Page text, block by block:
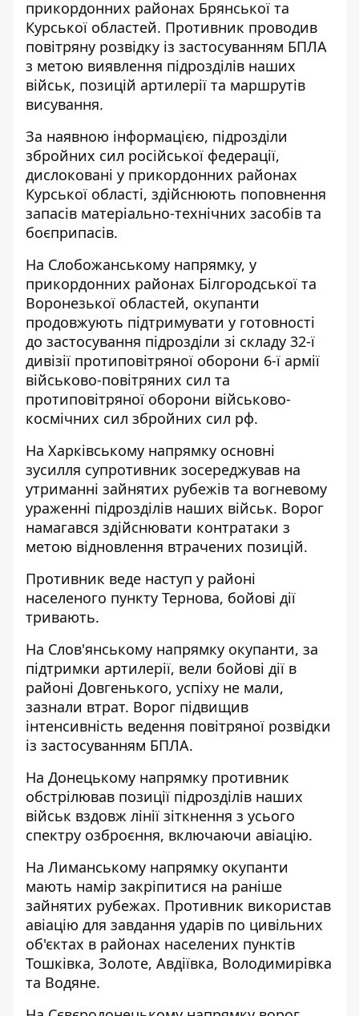
прикордонних районах Брянської та
Курської областей. Противник проводив
повітряну розвідку із застосуванням БПЛА
з метою виявлення підрозділів наших
військ, позицій артилерії та маршрутів
висування.
За наявною інформацією, підрозділи
збройних сил російської федерації,
дислоковані у прикордонних районах
Курської області, здійснюють поповнення
запасів матеріально-технічних засобів та
боєприпасів.
На Слобожанському напрямку, у
прикордонних районах Білгородської та
Воронезької областей, окупанти
продовжують підтримувати у готовності
до застосування підрозділи зі складу 32-ї
дивізії протиповітряної оборони 6-ї армії
військово-повітряних сил та
протиповітряної оборони військово-
космічних сил збройних сил рф.
На Харківському напрямку основні
зусилля супротивник зосереджував на
утриманні зайнятих рубежів та вогневому
ураженні підрозділів наших військ. Ворог
намагався здійснювати контратаки з
метою відновлення втрачених позицій.
Противник веде наступ у районі
населеного пункту Тернова, бойові дії
тривають.
На Слов'янському напрямку окупанти, за
підтримки артилерії, вели бойові дії в
районі Довгенького, успіху не мали,
зазнали втрат. Ворог підвищив
інтенсивність ведення повітряної розвідки
із застосуванням БПЛА.
На Донецькому напрямку противник
обстрілював позиції підрозділів наших
військ вздовж лінії зіткнення з усього
спектру озброєння, включаючи авіацію.
На Лиманському напрямку окупанти
мають намір закріпитися на раніше
зайнятих рубежах. Противник використав
авіацію для завдання ударів по цивільних
об'єктах в районах населених пунктів
Тошківка, Золоте, Авдіївка, Володимирівка
та Водяне.